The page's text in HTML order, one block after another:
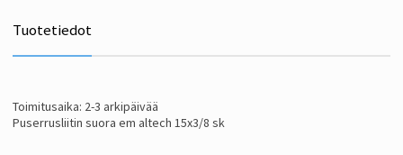
Tuotetiedot
Toimitusaika: 2-3 arkipäivää
Puserrusliitin suora em altech 15x3/8 sk